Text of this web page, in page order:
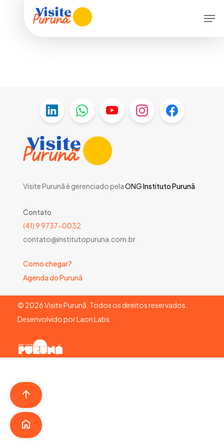
Visite Purunã é gerenciado pelaONGInstituto Purunã
Contato
(41) 9 9737-0032
contato@institutopuruna.com.br
Como chegar?
Agenda do Purunã
© 2026Visite Purunã. Todos os direitos reservados.
Desenvolvido porLaon Labs